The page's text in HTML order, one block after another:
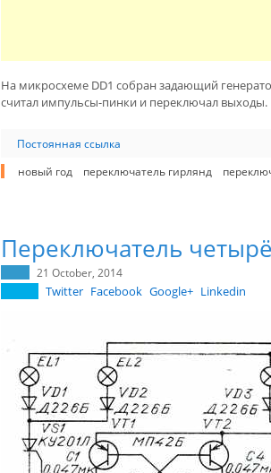
На микросхеме DD1 собран задающий
считал импульсы-пинки и переключал выходы.
Постоянная ссылка
новый год
переключатель гирлянд
Переключатель
21 October, 2014
Twitter Facebook Google+ Linkedin